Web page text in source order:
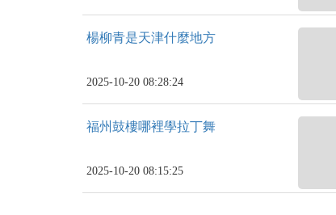
楊柳青是天津什麼地方
2025-10-20 08:28:24
福州鼓樓哪裡學拉丁舞
2025-10-20 08:15:25